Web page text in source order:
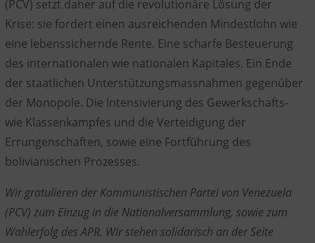
(PCV) setzt daher auf die revolutionäre Lösung der
Krise: sie fordert einen ausreichenden Mindestlohn wie
eine lebenssichernde Rente. Eine scharfe Besteuerung
des internationalen wie nationalen Kapitales. Ein Ende
der staatlichen Unterstützungsmassnahmen gegenüber
der Monopole. Die Intensivierung des Gewerkschafts-
wie Klassenkampfes und die Verteidigung der
Errungenschaften, sowie eine Fortführung des
bolivianischen Prozesses.
Wir gratulieren der Kommunistischen Partei von Venezuela
(PCV) zum Einzug in die Nationalversammlung, sowie zum
Wahlerfolg des APR. Wir stehen solidarisch an der Seite